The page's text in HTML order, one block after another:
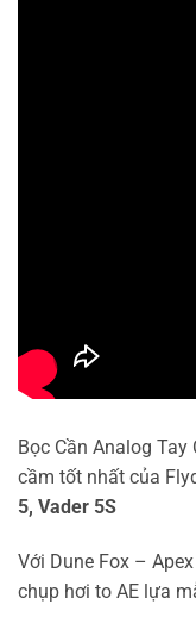
Bọc Cần Analog
cầm tốt nhất của
5, Vader 5S
Với Dune Fox –
chụp hơi to AE lựa